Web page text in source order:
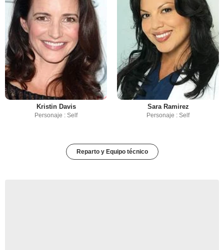
Kristin Davis
Personaje : Self
Sara Ramirez
Personaje : Self
Reparto y Equipo técnico